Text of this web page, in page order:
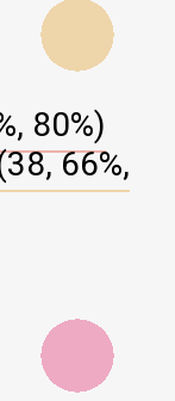
80%)
66%,